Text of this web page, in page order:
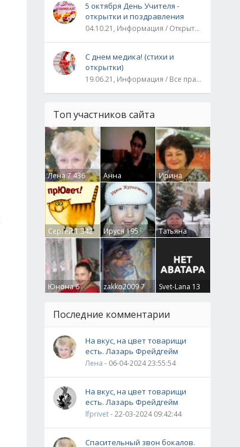
5 октября День Учителя -
открытки и поздравления
04.10.21, Информация / Открытки / Все праздники
С днем медика! (стихи и
открытки)
19.06.21, Информация / Все праздники
Топ участников сайта
Лена7 436
Анна
Гумлевая0
Ирина
Бруцкая41
Сергей1 342 Ируся195
Татьяна
Крючкова0
Юнона6 zakko20097 Svet-Lana 13
Последние комментарии
На вкус, на цвет товарищи
есть. Лазарь Фрейдгейм
Лена - 06-04-2024 23:55:54
На вкус, на цвет товарищи
есть. Лазарь Фрейдгейм
lfprivet- 22-03-2024 09:42:44
Спасительный звон бокалов.